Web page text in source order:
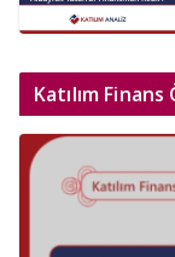
Katılım